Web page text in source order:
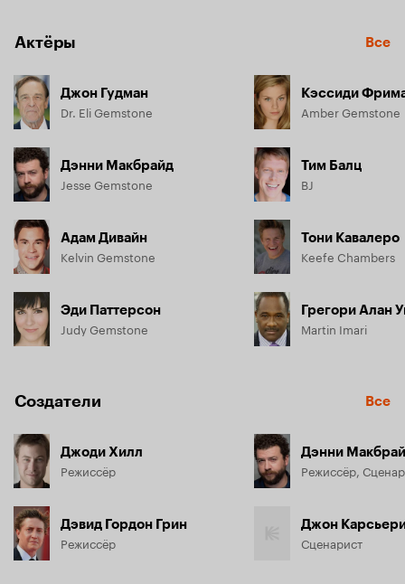
Актёры Все
Джон Гудман
Dr. Eli Gemstone
Дэнни Макбрайд
Jesse Gemstone
Адам Дивайн
Kelvin Gemstone
Эди Паттерсон
Judy Gemstone
Кэссиди
Amber Gemstone
Тим Балц
BJ
Тони Кавалеро
Keefe Chambers
Грегори Алан
Martin Imari
Создатели Все
Джоди Хилл
Режиссёр
Дэвид Гордон Грин
Режиссёр
Дэнни
Режиссёр,
Джон
Сценарист